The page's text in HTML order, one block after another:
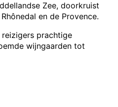
Zee, doorkruist
en de Provence.
prachtige
wijngaarden tot